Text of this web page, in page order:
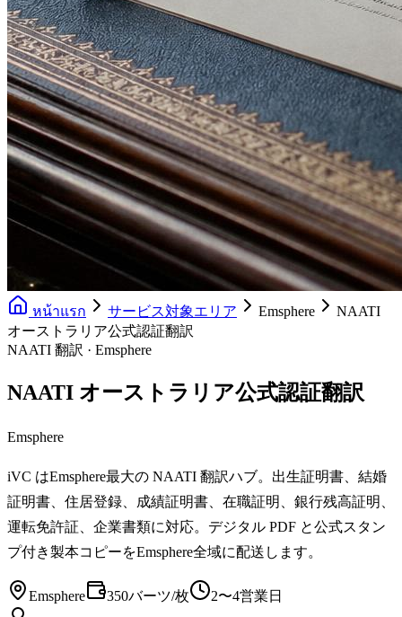
หน้าแรก サービス対象エリア Emsphere
NAATI
オーストラリア公式認証翻訳
NAATI 翻訳 · Emsphere
NAATI オーストラリア公式認証翻訳
Emsphere
iVC はEmsphere最大の NAATI 翻訳ハブ。出生証明書、結婚
証明書、住居登録、成績証明書、在職証明、銀行残高証明、
運転免許証、企業書類に対応。デジタル PDF と公式スタン
プ付き製本コピーをEmsphere全域に配送します。
Emsphere 350バーツ/枚 2〜4営業日